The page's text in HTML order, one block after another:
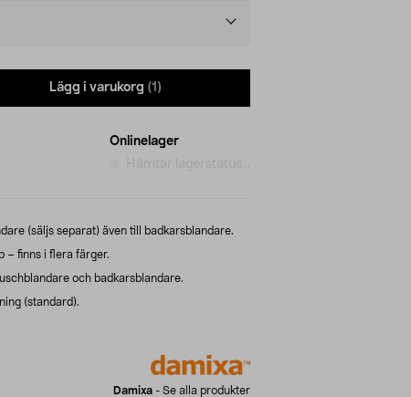
Lägg i varukorg (1)
Onlinelager
(säljs separat) även till badkarsblandare.
– finns i flera färger.
och badkarsblandare.
(standard).
Damixa - Se alla produkter